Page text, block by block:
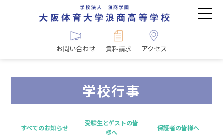
お問い合わせ 資料請求 アクセス
学校行事
すべてのお知らせ
受験生とゲストの皆
様へ
保護者の皆様へ